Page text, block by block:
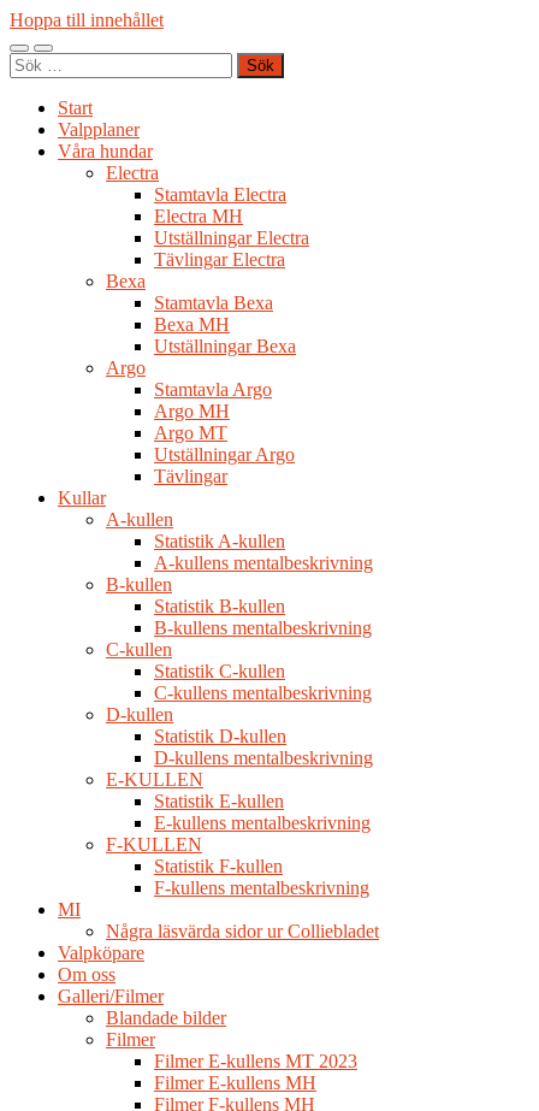
Hoppa till innehållet
Slå
på/av
Slå
på/av
Sök
efter:
Start
Valpplaner
Våra hundar
Electra
Stamtavla Electra
Electra MH
Utställningar Electra
Tävlingar Electra
Bexa
Stamtavla Bexa
Bexa MH
Utställningar Bexa
Argo
Stamtavla Argo
Argo MH
Argo MT
Utställningar Argo
Tävlingar
Kullar
A-kullen
Statistik A-kullen
A-kullens mentalbeskrivning
B-kullen
Statistik B-kullen
B-kullens mentalbeskrivning
C-kullen
Statistik C-kullen
C-kullens mentalbeskrivning
D-kullen
Statistik D-kullen
D-kullens mentalbeskrivning
E-KULLEN
Statistik E-kullen
E-kullens mentalbeskrivning
F-KULLEN
Statistik F-kullen
F-kullens mentalbeskrivning
MI
Några läsvärda sidor ur Colliebladet
Valpköpare
Om oss
Galleri/Filmer
Blandade bilder
Filmer
Filmer E-kullens MT 2023
Filmer E-kullens MH
Filmer F-kullens MH